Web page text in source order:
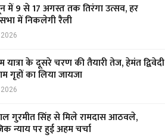
में 9 से 17 अगस्त तक तिरंगा उत्सव, हर
में निकलेगी रैली
यात्रा के दूसरे चरण की तैयारी तेज, हेमंत द्विवेदी
गृहों का लिया जायजा
गुरमीत सिंह से मिले रामदास आठवले,
न्याय पर हुई अहम चर्चा